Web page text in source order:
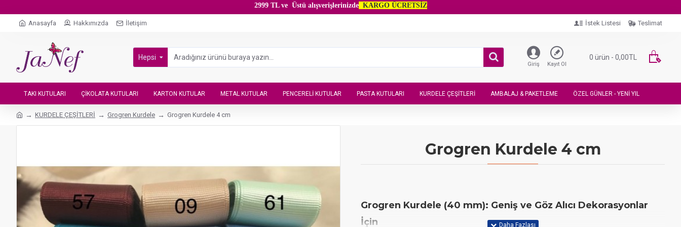
2999 TL ve Üstü alışverişlerinizdeKARGO ÜCRETSİZ
Anasayfa Hakkımızda İletişim İstek Listesi Teslimat
Hepsi
Giriş Kayıt Ol
0 ürün - 0,00TL
TAKI KUTULARI ÇIKOLATA KUTULARI KARTON KUTULAR METAL KUTULAR PENCERELI KUTULAR PASTA KUTULARI KURDELE ÇEŞITLERI AMBALAJ & PAKETLEME ÖZEL GÜNLER - YENI YIL
KURDELE ÇEŞİTLERİ Grogren Kurdele Grogren Kurdele 4 cm
Grogren Kurdele 4 cm
Grogren Kurdele (40 mm): Geniş ve Göz Alıcı Dekorasyonlar
İçin